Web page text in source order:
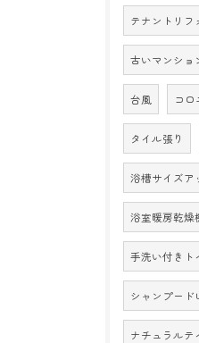
テナントリフ
古いマンショ
台風 コロ
タイル張り
浴槽サイズア
浴室暖房乾燥
手洗い付きト
シャンプード
ナチュラルテ